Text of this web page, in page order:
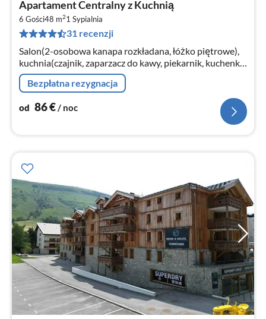
Apartament Centralny z Kuchnią
6 Gości48 m21 Sypialnia
31 recenzji
Salon(2-osobowa kanapa rozkładana, łóżko piętrowe),
kuchnia(czajnik, zaparzacz do kawy, piekarnik, kuchenka
mikrofalowa, zmywarka do naczyń, lodówka,
zamrażarka, )
Bezpłatna rezygnacja
od 86€/ noc